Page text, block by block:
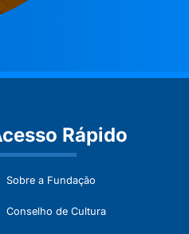
Rápido
Sobre a Fundação
Conselho de Cultura